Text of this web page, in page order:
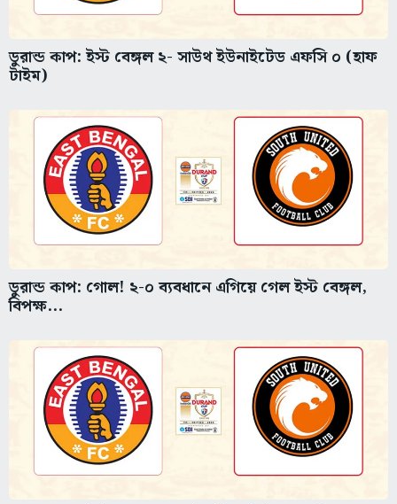
ডুরান্ড কাপ: ইস্ট বেঙ্গল ২- সাউথ ইউনাইটেড এফসি ০ (হাফ
টাইম)
ডুরান্ড কাপ: গোল! ২-০ ব্যবধানে এগিয়ে গেল ইস্ট বেঙ্গল,
বিপক্ষ...